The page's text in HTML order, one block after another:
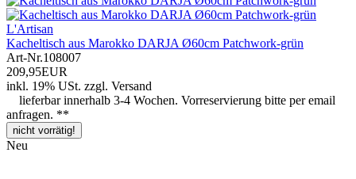
L'Artisan
Kacheltisch aus Marokko DARJA Ø60cm Patchwork-grün
Art-Nr.108007
209,95EUR
inkl. 19% USt. zzgl. Versand
lieferbar innerhalb 3-4 Wochen. Vorreservierung bitte per email
anfragen. **
nicht vorrätig!
Neu